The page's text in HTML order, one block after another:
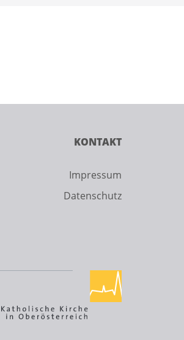
KONTAKT
Impressum
Datenschutz